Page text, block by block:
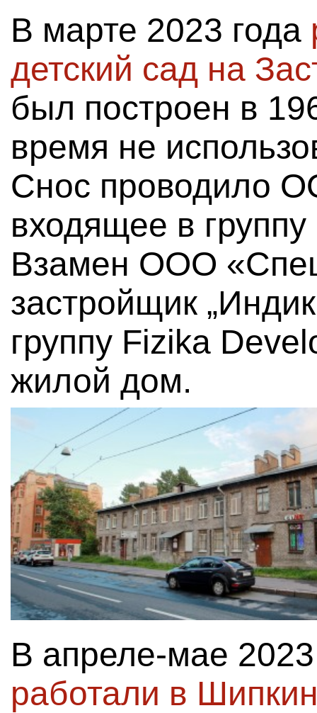
В марте 2023 года
детский сад на
был построен в
время не
Снос проводило
входящее в
Взамен ООО
застройщик
группу Fizika
жилой дом.
В апреле-мае
работали в